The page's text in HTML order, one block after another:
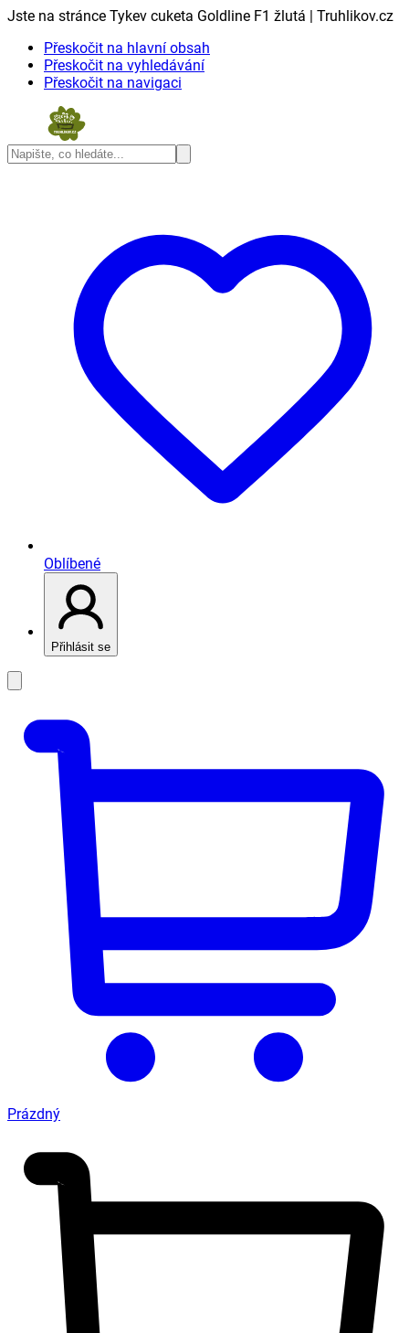
Jste na stránce Tykev cuketa Goldline F1 žlutá | Truhlikov.cz
Přeskočit na hlavní obsah
Přeskočit na vyhledávání
Přeskočit na navigaci
Oblíbené
Přihlásit se
Prázdný